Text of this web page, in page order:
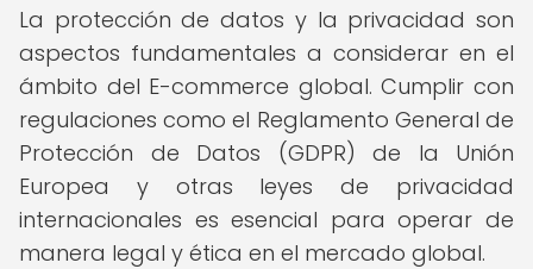
La protección de datos y la privacidad son
aspectos fundamentales a considerar en el
ámbito del E-commerce global. Cumplir con
regulaciones como el Reglamento General de
Protección de Datos (GDPR) de la Unión
Europea y otras leyes de privacidad
internacionales es esencial para operar de
manera legal y ética en el mercado global.